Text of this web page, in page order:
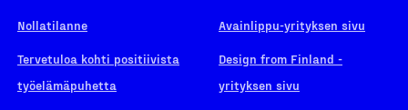
Nollatilanne
Tervetuloa kohti positiivista
työelämäpuhetta
Avainlippu-yrityksen sivu
Design from Finland -
yrityksen sivu